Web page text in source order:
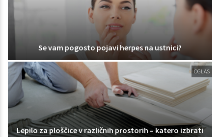
Se vam pogosto pojavi herpes na ustnici?
OGLAS
Lepilo za ploščice v različnih prostorih – katero izbrati